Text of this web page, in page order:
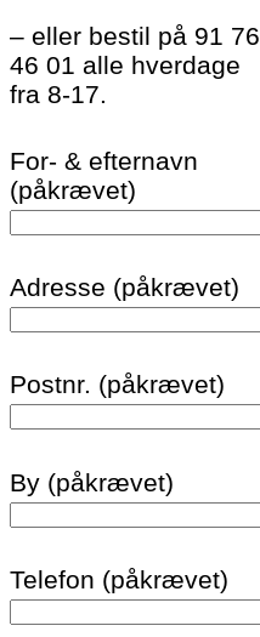
– eller bestil på 91 76
46 01 alle hverdage
fra 8-17.
For- & efternavn
(påkrævet)
Adresse (påkrævet)
Postnr. (påkrævet)
By (påkrævet)
Telefon (påkrævet)